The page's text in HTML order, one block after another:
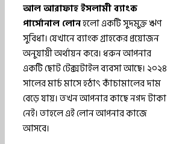
আল আরাফাহ ইসলামী ব্যাংক
পার্সোনাল লোনহলো একটি সুদমুক্ত ঋণ
সুবিধা। যেখানে ব্যাংক গ্রাহকের প্রয়োজন
অনুযায়ী অর্থায়ন করে। ধরুন আপনার
একটি ছোট টেক্সটাইল ব্যবসা আছে। ২০২৪
সালের মার্চ মাসে হঠাৎ কাঁচামালের দাম
বেড়ে যায়। তখন আপনার কাছে নগদ টাকা
নেই। তাহলে এই লোন আপনার কাজে
আসবে।